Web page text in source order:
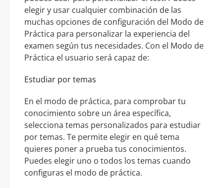
elegir y usar cualquier combinación de las
muchas opciones de configuración del Modo de
Práctica para personalizar la experiencia del
examen según tus necesidades. Con el Modo de
Práctica el usuario será capaz de:
Estudiar por temas
En el modo de práctica, para comprobar tu
conocimiento sobre un área específica,
selecciona temas personalizados para estudiar
por temas. Te permite elegir en qué tema
quieres poner a prueba tus conocimientos.
Puedes elegir uno o todos los temas cuando
configuras el modo de práctica.